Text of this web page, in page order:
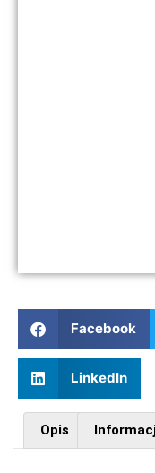
Facebook
LinkedIn
Opis